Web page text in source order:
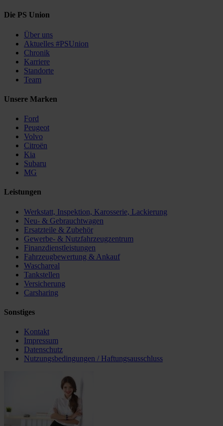
Die PS Union
Über uns
Aktuelles #PSUnion
Chronik
Karriere
Standorte
Team
Unsere Marken
Ford
Peugeot
Volvo
Citroën
Kia
Subaru
MG
Leistungen
Werkstatt, Inspektion, Karosserie, Lackierung
Neu- & Gebrauchtwagen
Ersatzteile & Zubehör
Gewerbe- & Nutzfahrzeugzentrum
Finanzdienstleistungen
Fahrzeugbewertung & Ankauf
Waschareal
Tankstellen
Versicherung
Carsharing
Sonstiges
Kontakt
Impressum
Datenschutz
Nutzungsbedingungen / Haftungsausschluss